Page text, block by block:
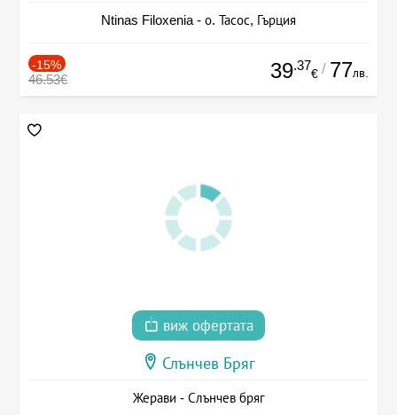
Ntinas Filoxenia - о. Тасос, Гърция
-15%
46.53€ 39.37
€ / 77лв.
виж офертата
Слънчев Бряг
Жерави - Слънчев бряг